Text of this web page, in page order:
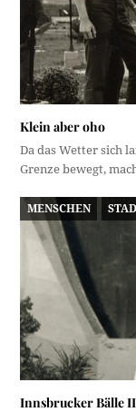
Klein aber oho
Da das Wetter sich
Grenze bewegt,
MENSCHEN
Innsbrucker Bälle